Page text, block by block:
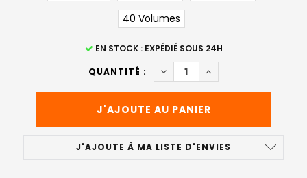
40 Volumes
EN STOCK : EXPÉDIÉ SOUS 24H
QUANTITÉ :
DIMINUER LA QUANTITÉ DE
AUGMENTER LA
J'AJOUTE À MA LISTE D'ENVIES